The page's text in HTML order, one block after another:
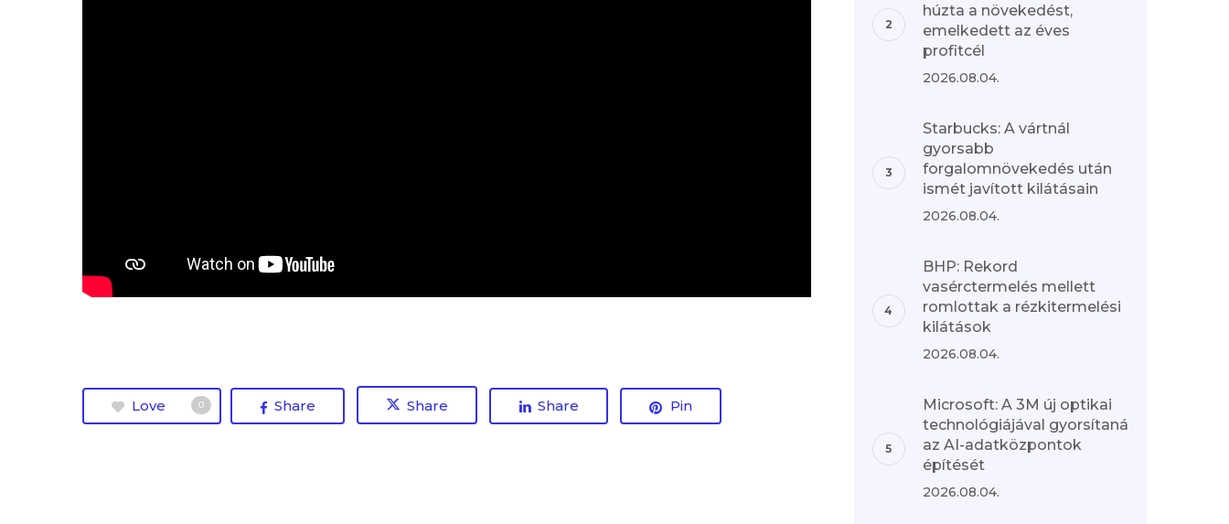
Love 0 Share Share Share Pin
húzta a növekedést,
emelkedett az éves
profitcél
2026.08.04.
Starbucks: A vártnál
gyorsabb
forgalomnövekedés után
ismét javított kilátásain
2026.08.04.
BHP: Rekord
vasérctermelés mellett
romlottak a rézkitermelési
kilátások
2026.08.04.
Microsoft: A 3M új optikai
technológiájával gyorsítaná
az AI-adatközpontok
építését
2026.08.04.